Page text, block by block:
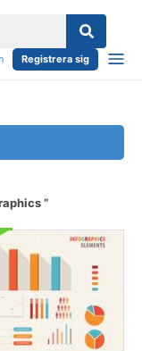
Registrera sig